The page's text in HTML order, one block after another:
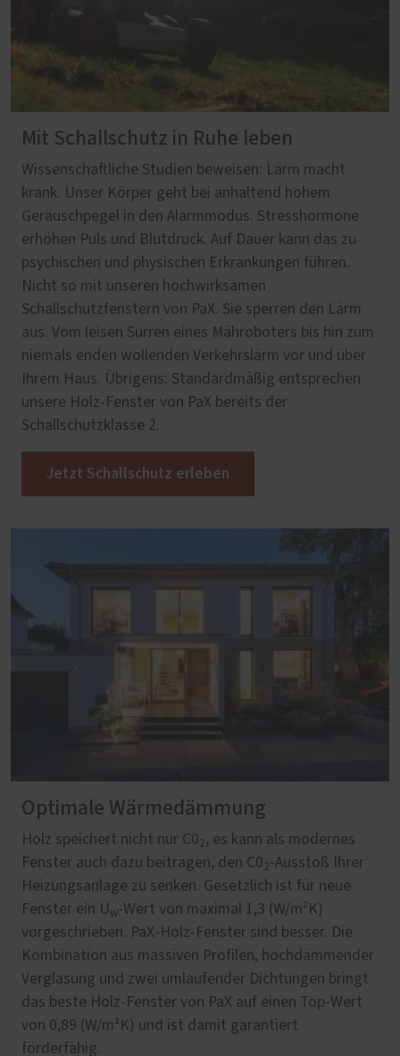
Mit Schallschutz in Ruhe leben
Wissenschaftliche Studien beweisen: Lärm macht
krank. Unser Körper geht bei anhaltend hohem
Geräuschpegel in den Alarmmodus. Stresshormone
erhöhen Puls und Blutdruck. Auf Dauer kann das zu
psychischen und physischen Erkrankungen führen.
Nicht so mit unseren hochwirksamen
Schallschutzfenstern von PaX. Sie sperren den Lärm
aus. Vom leisen Surren eines Mähroboters bis hin zum
niemals enden wollenden Verkehrslärm vor und über
Ihrem Haus. Übrigens: Standardmäßig entsprechen
unsere Holz-Fenster von PaX bereits der
Schallschutzklasse 2.
Jetzt Schallschutz erleben
Optimale Wärmedämmung
Holz speichert nicht nur C02, es kann als modernes
Fenster auch dazu beitragen, den C02-Ausstoß Ihrer
Heizungsanlage zu senken. Gesetzlich ist für neue
Fenster ein U w-Wert von maximal 1,3 (W/m²K)
vorgeschrieben. PaX-Holz-Fenster sind besser. Die
Kombination aus massiven Profilen, hochdämmender
Verglasung und zwei umlaufender Dichtungen bringt
das beste Holz-Fenster von PaX auf einen Top-Wert
von 0,89 (W/m²K) und ist damit garantiert
förderfähig.